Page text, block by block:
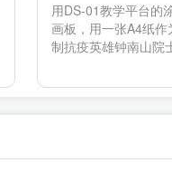
用DS-01教学平台的
画板，用一张A4纸作
制抗疫英雄钟南山院